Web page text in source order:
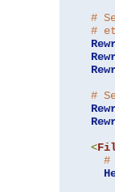
#
#
#
<
#